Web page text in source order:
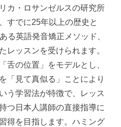
カ・ロサンゼルスの研究所
すでに25年以上の歴史と
る英語発音矯正メソッド、
レッスンを受けられます。
舌の位置」をモデルとし、
「見て真似る」ことにより
う学習法が特徴で、レッス
つ日本人講師の直接指導に
得を目指します。ハミング